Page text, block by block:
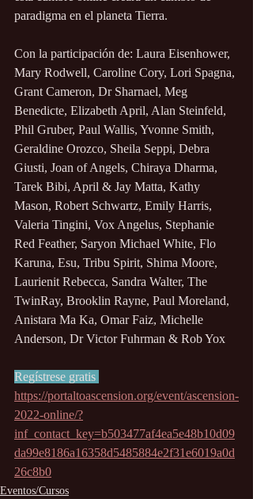
paradigma en el planeta Tierra.
Con la participación de: Laura Eisenhower,
Mary Rodwell, Caroline Cory, Lori Spagna,
Grant Cameron, Dr Sharnael, Meg
Benedicte, Elizabeth April, Alan Steinfeld,
Phil Gruber, Paul Wallis, Yvonne Smith,
Geraldine Orozco, Sheila Seppi, Debra
Giusti, Joan of Angels, Chiraya Dharma,
Tarek Bibi, April & Jay Matta, Kathy
Mason, Robert Schwartz, Emily Harris,
Valeria Tingini, Vox Angelus, Stephanie
Red Feather, Saryon Michael White, Flo
Karuna, Esu, Tribu Spirit, Shima Moore,
Laurienit Rebecca, Sandra Walter, The
TwinRay, Brooklin Rayne, Paul Moreland,
Anistara Ma Ka, Omar Faiz, Michelle
Anderson, Dr Victor Fuhrman & Rob Yox
Regístrese gratis
https://portaltoascension.org/event/ascension-
2022-online/?
inf_contact_key=b503477af4ea5e48b10d09
da99e8186a16358d5485884e2f31e6019a0d
26c8b0
Eventos/Cursos